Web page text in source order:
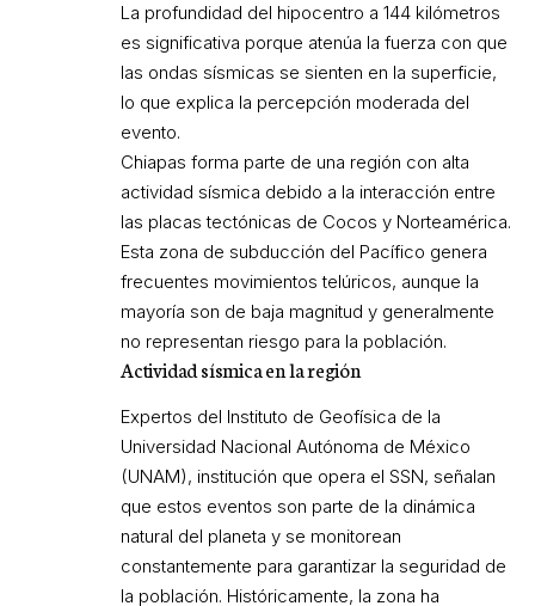
La profundidad del hipocentro a 144 kilómetros
es significativa porque atenúa la fuerza con que
las ondas sísmicas se sienten en la superficie,
lo que explica la percepción moderada del
evento.
Chiapas forma parte de una región con alta
actividad sísmica debido a la interacción entre
las placas tectónicas de Cocos y Norteamérica.
Esta zona de subducción del Pacífico genera
frecuentes movimientos telúricos, aunque la
mayoría son de baja magnitud y generalmente
no representan riesgo para la población.
Actividad sísmica en la región
Expertos del Instituto de Geofísica de la
Universidad Nacional Autónoma de México
(UNAM), institución que opera el SSN, señalan
que estos eventos son parte de la dinámica
natural del planeta y se monitorean
constantemente para garantizar la seguridad de
la población. Históricamente, la zona ha